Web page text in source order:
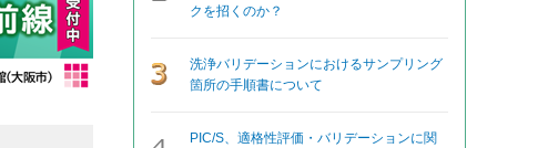
クを招くのか？
洗浄バリデーションにおけるサンプリング
箇所の手順書について
PIC/S、適格性評価・バリデーションに関